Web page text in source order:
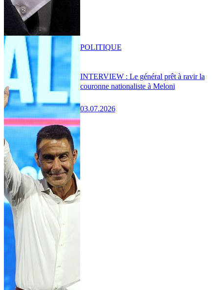
INTERVIEW : Le général prêt à ravir la
couronne nationaliste à Meloni
03.07.2026
POLITIQUE